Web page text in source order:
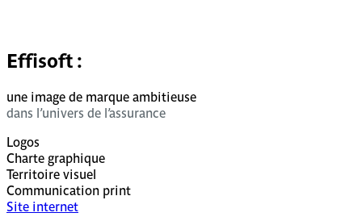
Effisoft :
une image de marque ambitieuse
dans l’univers de l’assurance
Logos
Charte graphique
Territoire visuel
Communication print
Site internet